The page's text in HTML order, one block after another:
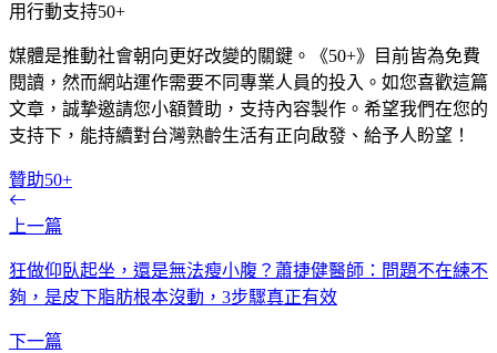
用行動支持50+
媒體是推動社會朝向更好改變的關鍵。《50+》目前皆為免費
閱讀，然而網站運作需要不同專業人員的投入。如您喜歡這篇
文章，誠摯邀請您小額贊助，支持內容製作。希望我們在您的
支持下，能持續對台灣熟齡生活有正向啟發、給予人盼望！
贊助50+
上一篇
狂做仰臥起坐，還是無法瘦小腹？蕭捷健醫師：問題不在練不
夠，是皮下脂肪根本沒動，3步驟真正有效
下一篇